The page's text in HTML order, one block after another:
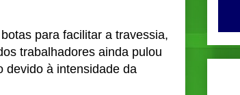
para facilitar a travessia,
trabalhadores ainda pulou
devido à intensidade da